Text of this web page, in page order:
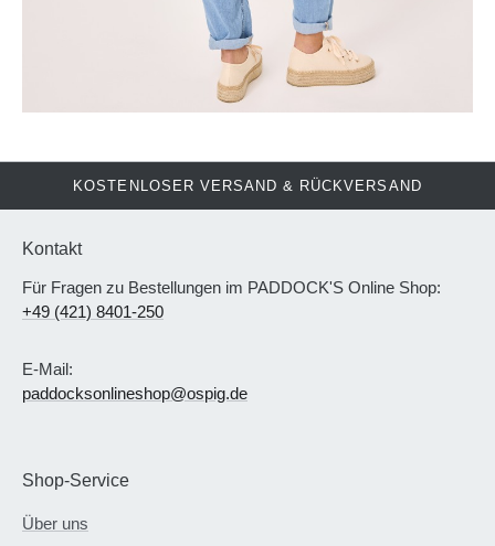
KOSTENLOSER VERSAND & RÜCKVERSAND
Kontakt
Für Fragen zu Bestellungen im PADDOCK'S Online Shop:
+49 (421) 8401-250
E-Mail:
paddocksonlineshop@ospig.de
Shop-Service
Über uns